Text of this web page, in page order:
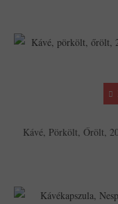
Kávé, Pörkölt, Őrölt,